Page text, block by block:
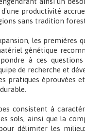
productivité
sans tradition
les premières
génétique
à ces
de recherche et
pratiques éprouvées
consistent à
sols, ainsi que la
délimiter les